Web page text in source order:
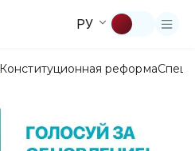
РУ
Конституционная реформа